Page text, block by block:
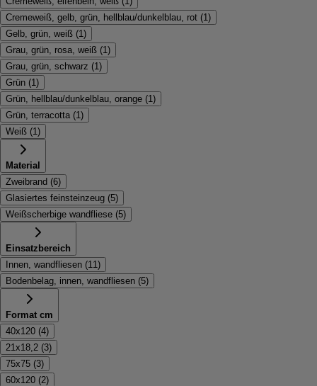
Cremeweiß, gelb, grün, hellblau/dunkelblau, rot (1 )
Gelb, grün, weiß (1 )
Grau, grün, rosa, weiß (1 )
Grau, grün, schwarz (1 )
Grün (1 )
Grün, hellblau/dunkelblau, orange (1 )
Grün, terracotta (1 )
Weiß (1 )
Material
Zweibrand (6)
Glasiertes feinsteinzeug (5)
Weißscherbige wandfliese (5)
Einsatzbereich
Innen, wandfliesen (11 )
Bodenbelag, innen, wandfliesen (5)
Format cm
40x120 (4)
21x18,2 (3)
75x75 (3)
60x120 (2)